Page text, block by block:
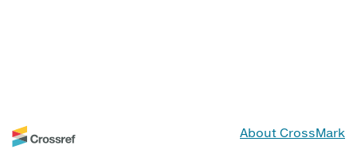
About CrossMark